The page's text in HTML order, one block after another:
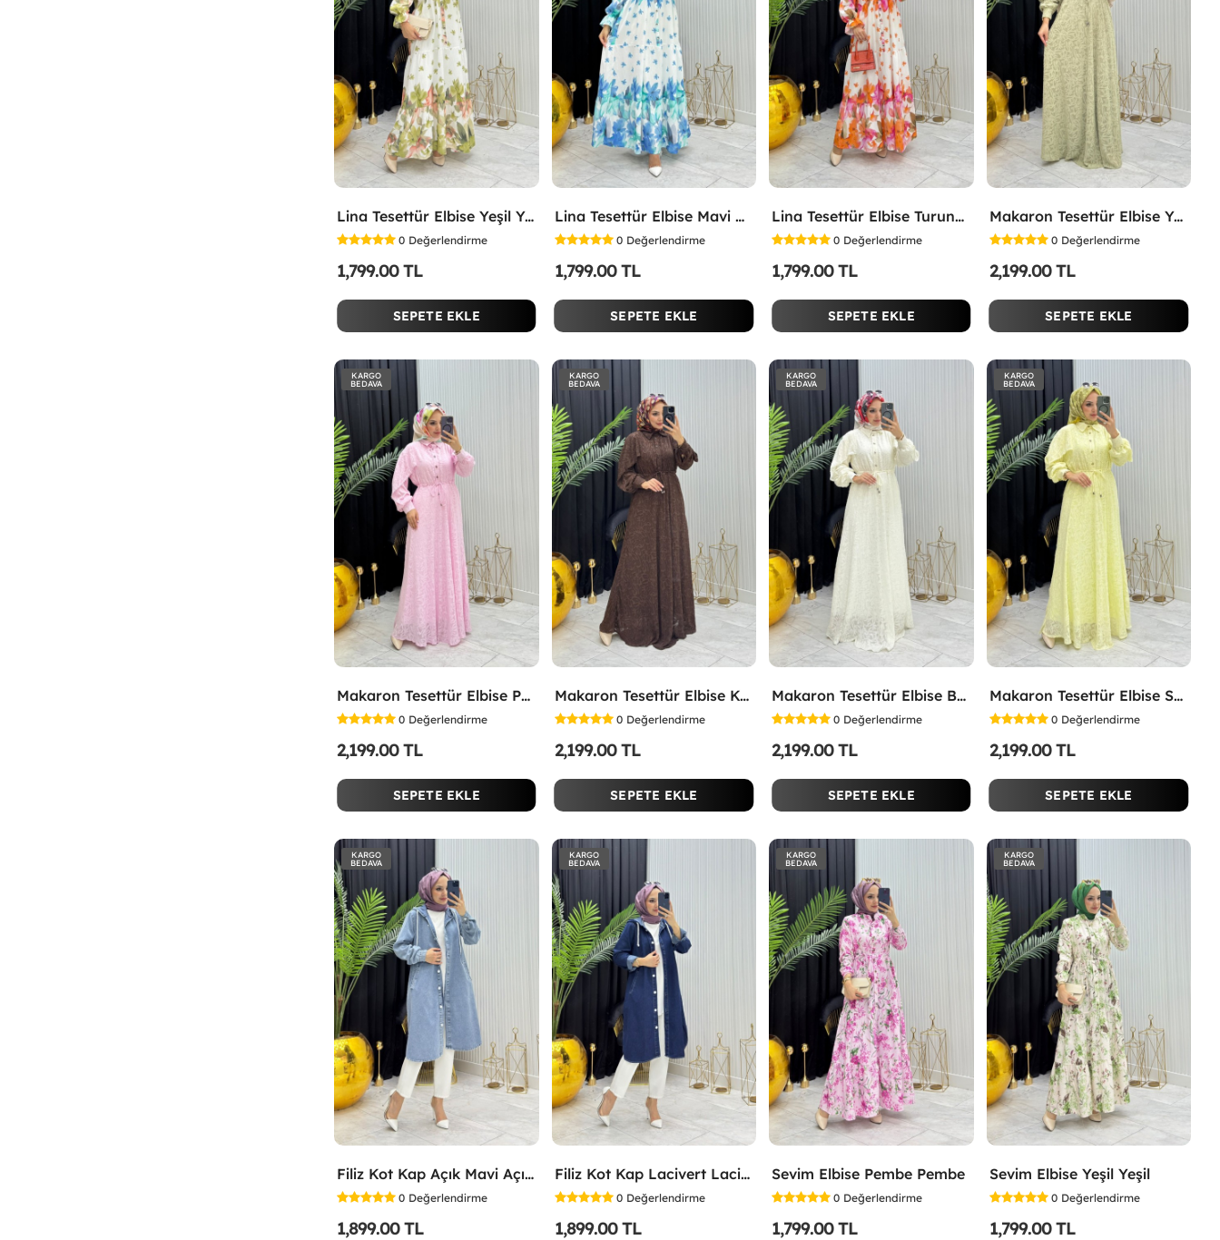
Lina Tesettür Elbise Yeşil Yeşil
0 Değerlendirme
1,799.00 TL
SEPETE EKLE
Lina Tesettür Elbise Mavi Mavi
0 Değerlendirme
1,799.00 TL
SEPETE EKLE
Lina Tesettür Elbise Turuncu Turuncu
0 Değerlendirme
1,799.00 TL
SEPETE EKLE
Makaron Tesettür Elbise Yeşil Yeşil
0 Değerlendirme
2,199.00 TL
SEPETE EKLE
KARGO
BEDAVA
Makaron Tesettür Elbise Pembe Pembe
0 Değerlendirme
2,199.00 TL
SEPETE EKLE
KARGO
BEDAVA
Makaron Tesettür Elbise Kahverengi Kahverengi
0 Değerlendirme
2,199.00 TL
SEPETE EKLE
KARGO
BEDAVA
Makaron Tesettür Elbise Beyaz Beyaz
0 Değerlendirme
2,199.00 TL
SEPETE EKLE
KARGO
BEDAVA
Makaron Tesettür Elbise Sarı Sarı
0 Değerlendirme
2,199.00 TL
SEPETE EKLE
KARGO
BEDAVA
Filiz Kot Kap Açık Mavi Açık Mavi
0 Değerlendirme
1,899.00 TL
KARGO
BEDAVA
Filiz Kot Kap Lacivert Lacivert
0 Değerlendirme
1,899.00 TL
KARGO
BEDAVA
Sevim Elbise Pembe Pembe
0 Değerlendirme
1,799.00 TL
KARGO
BEDAVA
Sevim Elbise Yeşil Yeşil
0 Değerlendirme
1,799.00 TL